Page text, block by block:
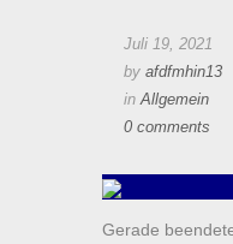
Juli 19, 2021
by afdfmhin13
inAllgemein
0 comments
Gerade